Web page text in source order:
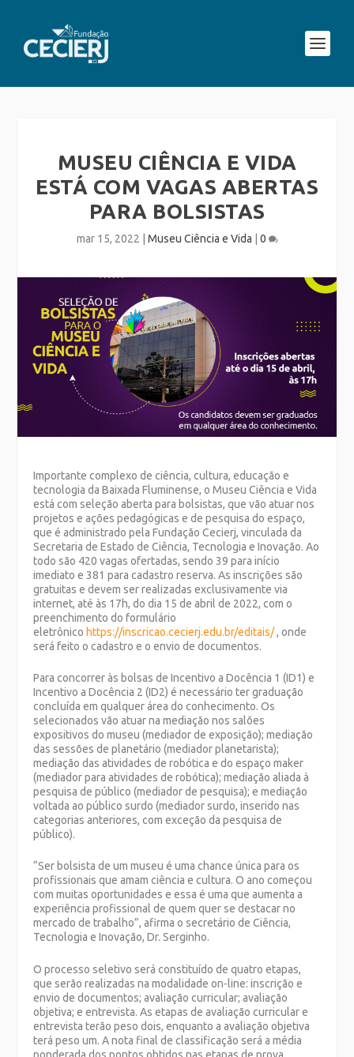
MUSEU CIÊNCIA E VIDA
ESTÁ COM VAGAS ABERTAS
PARA BOLSISTAS
mar 15, 2022 Museu Ciência e Vida 0
Importante complexo de ciência, cultura, educação e
tecnologia da Baixada Fluminense, o Museu Ciência e Vida
está com seleção aberta para bolsistas, que vão atuar nos
projetos e ações pedagógicas e de pesquisa do espaço,
que é administrado pela Fundação Cecierj, vinculada da
Secretaria de Estado de Ciência, Tecnologia e Inovação. Ao
todo são 420 vagas ofertadas, sendo 39 para início
imediato e 381 para cadastro reserva. As inscrições são
gratuitas e devem ser realizadas exclusivamente via
internet, até às 17h, do dia 15 de abril de 2022, com o
preenchimento do formulário
eletrônicohttps://inscricao.cecierj.edu.br/editais/, onde
será feito o cadastro e o envio de documentos.
Para concorrer às bolsas de Incentivo a Docência 1 (ID1) e
Incentivo a Docência 2 (ID2) é necessário ter graduação
concluída em qualquer área do conhecimento. Os
selecionados vão atuar na mediação nos salões
expositivos do museu (mediador de exposição); mediação
das sessões de planetário (mediador planetarista);
mediação das atividades de robótica e do espaço maker
(mediador para atividades de robótica); mediação aliada à
pesquisa de público (mediador de pesquisa); e mediação
voltada ao público surdo (mediador surdo, inserido nas
categorias anteriores, com exceção da pesquisa de
público).
“Ser bolsista de um museu é uma chance única para os
profissionais que amam ciência e cultura. O ano começou
com muitas oportunidades e essa é uma que aumenta a
experiência profissional de quem quer se destacar no
mercado de trabalho”, afirma o secretário de Ciência,
Tecnologia e Inovação, Dr. Serginho.
O processo seletivo será constituído de quatro etapas,
que serão realizadas na modalidade on-line: inscrição e
envio de documentos; avaliação curricular; avaliação
objetiva; e entrevista. As etapas de avaliação curricular e
entrevista terão peso dois, enquanto a avaliação objetiva
terá peso um. A nota final de classificação será a média
ponderada dos pontos obtidos nas etapas de prova